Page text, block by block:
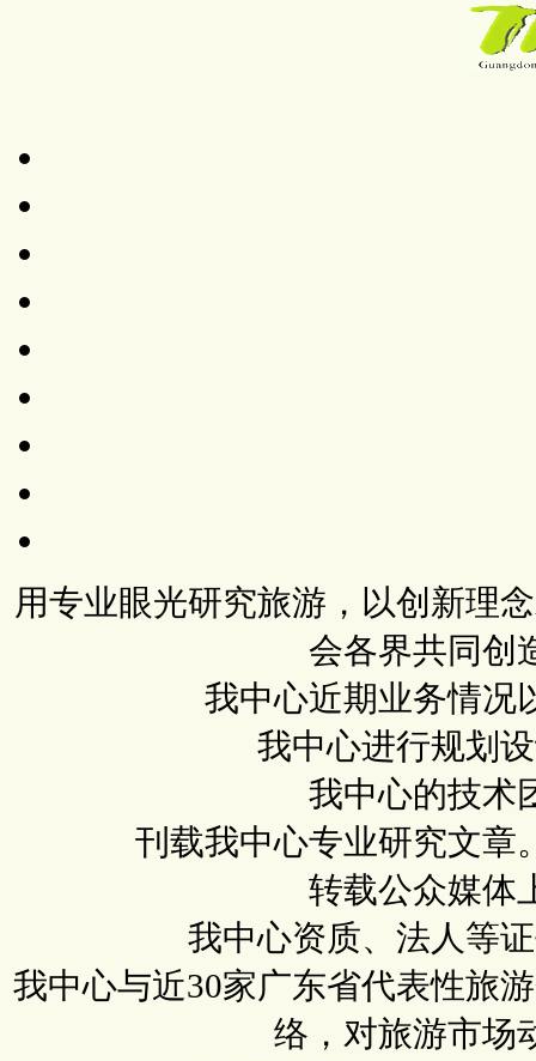
用专业眼光研究旅游，以创新理
会各界共同创
我中心近期业务情况
我中心进行规划
我中心的技术
刊载我中心专业研究文章
转载公众媒体
我中心资质、法人等
我中心与近30家广东省代表性旅
络，对旅游市场